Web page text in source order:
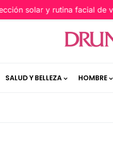
solar y rutina facial de
SALUD Y BELLEZA HOMBRE